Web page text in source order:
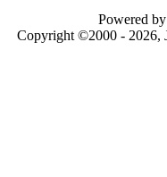
Powered
Copyright ©2000 - 2026,